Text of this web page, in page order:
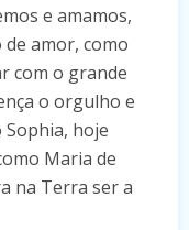
e amamos,
amor, como
com o grande
o orgulho e
hoje
Maria de
na Terra ser a